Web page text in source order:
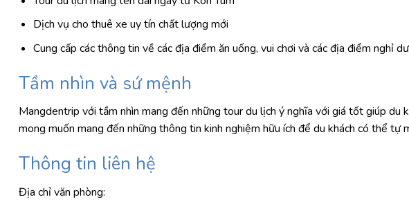
Dịch vụ cho thuê xe uy tín chất lượng mới
Cung cấp các thông tin về các địa điểm ăn uống, vui chơi và các địa điểm nghỉ
Tầm nhìn và sứ mệnh
Mangdentrip với tầm nhìn mang đến những tour du lịch ý nghĩa với giá tốt giúp
mong muốn mang đến những thông tin kinh nghiệm hữu ích để du khách có thể tự
Thông tin liên hệ
Địa chỉ văn phòng: